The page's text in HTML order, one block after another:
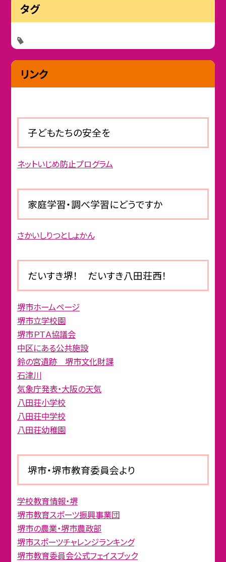
タグ
リンク
子どもたちの安全を
ネットいじめ防止プログラム
家庭学習・調べ学習にどうですか
さかいしりつとしょかん
だいすき堺！ だいすき八田荘西！
堺市ホームページ
堺市立学校園
堺市ＰＴＡ協議会
中区にある公共施設
鈴の宮遺跡 堺市文化財課
石津川
気象庁発表・大阪の天気
八田荘小学校
八田荘中学校
八田荘幼稚園
堺市・堺市教育委員会より
学校教育情報・堺
堺市教育スポーツ振興事業団
堺市の農業・堺市農政部
堺市スポーツチャレンジランキング
堺市教育委員会公式フェイスブック